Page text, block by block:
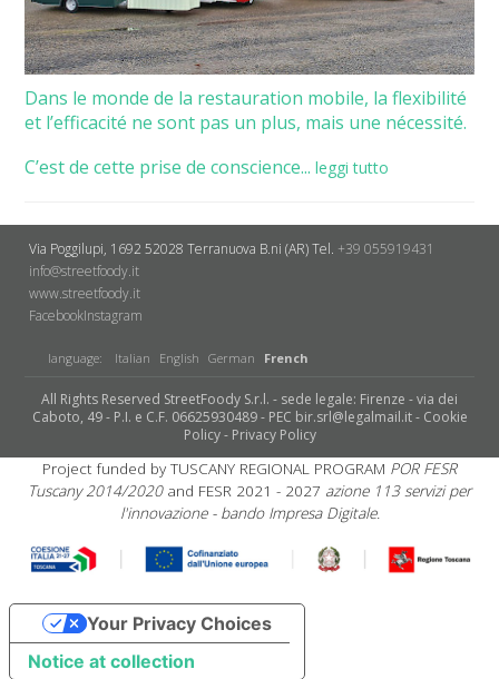
Dans le monde de la restauration mobile, la flexibilité
et l’efficacité ne sont pas un plus, mais une nécessité.
C’est de cette prise de conscience... leggi tutto
Via Poggilupi, 1692 52028 Terranuova B.ni (AR)Tel. +39 055919431
info@streetfoody.it
www.streetfoody.it
Facebook​Instagram
language: Italian English German French
All Rights Reserved StreetFoody S.r.l. - sede legale: Firenze - via dei
Caboto, 49 - P.I. e C.F. 06625930489 - PEC bir.srl@legalmail.it - Cookie
Policy- Privacy Policy
Project funded by TUSCANY REGIONAL PROGRAM POR FESR
Tuscany 2014/2020and FESR 2021 - 2027 azione 113 servizi per
l'innovazione - bando Impresa Digitale.
Notice at collection
Your Privacy Choices